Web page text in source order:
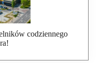
codziennego